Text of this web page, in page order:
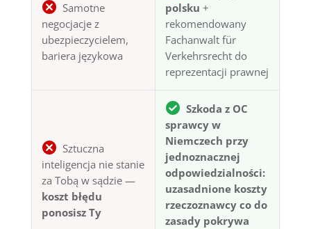
Samotne
negocjacje z
ubezpieczycielem,
bariera językowa
polsku +
rekomendowany
Fachanwalt für
Verkehrsrecht do
reprezentacji prawnej
Sztuczna
inteligencja nie stanie
za Tobą w sądzie —
koszt błędu
ponosisz Ty
Szkoda z OC
sprawcy w
Niemczech przy
jednoznacznej
odpowiedzialności:
uzasadnione koszty
rzeczoznawcy co do
zasady pokrywa